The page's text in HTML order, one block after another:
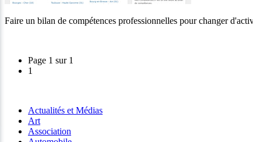
Faire un bilan de compétences professionnelles pour changer
Page 1 sur 1
1
Actualités et Médias
Art
Association